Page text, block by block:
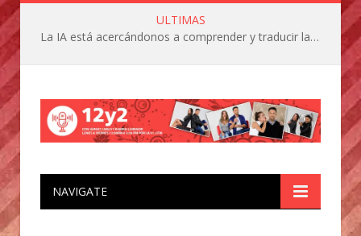
ULTIMAS
La IA está acercándonos a comprender y traducir las vocalizaciones y comportamientos de nuestras mascotas
NAVIGATE